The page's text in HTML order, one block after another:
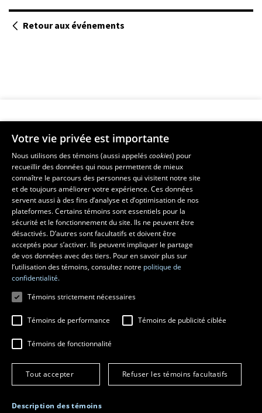
Retour aux événements
Faculté de musique
Pavillon Louis-Jacques-Casault
1055, avenue du Séminaire, Québec (Québec)  G1V 0A6
Téléphone: 418 656-7061
Suivez-nous sur Facebook
Suivez-nous sur YouTube
Conditions générales d'utilisation
Fraude en ligne
Paramétrer les témoins
Votre vie privée est importante
Nous utilisons des témoins (aussi appeléscookies) pour
recueillir des données qui nous permettent de mieux
connaître le parcours des personnes qui visitent notre site
et de toujours améliorer votre expérience. Ces données
servent aussi à des fins d’analyse et d’optimisation de nos
plateformes. Certains témoins sont essentiels pour la
sécurité et le fonctionnement du site. Ils ne peuvent être
désactivés. D’autres sont facultatifs et doivent être
acceptés pour s’activer. Ils peuvent impliquer le partage
de vos données avec des tiers. Pour en savoir plus sur
l’utilisation des témoins, consultez notre politique de
confidentialité.
Témoins strictement nécessaires
Témoins de performance Témoins de publicité ciblée
Témoins de fonctionnalité
Tout accepter Refuser les témoins facultatifs
Description des témoins